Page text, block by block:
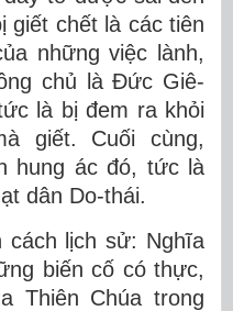
giết chết là các tiên
những việc lành,
chủ là Đức Giê-
là bị đem ra khỏi
giết. Cuối cùng,
hung ác đó, tức là
dân Do-thái.
cách lịch sử: Nghĩa
biến cố có thực,
Thiên Chúa trong